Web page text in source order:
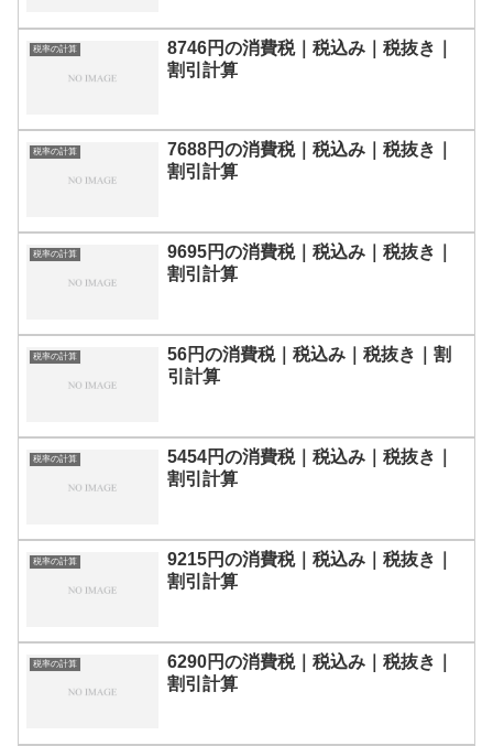
税率の計算
8746円の消費税｜税込み｜税抜き｜
割引計算
税率の計算
7688円の消費税｜税込み｜税抜き｜
割引計算
税率の計算
9695円の消費税｜税込み｜税抜き｜
割引計算
税率の計算
56円の消費税｜税込み｜税抜き｜割
引計算
税率の計算
5454円の消費税｜税込み｜税抜き｜
割引計算
税率の計算
9215円の消費税｜税込み｜税抜き｜
割引計算
税率の計算
6290円の消費税｜税込み｜税抜き｜
割引計算